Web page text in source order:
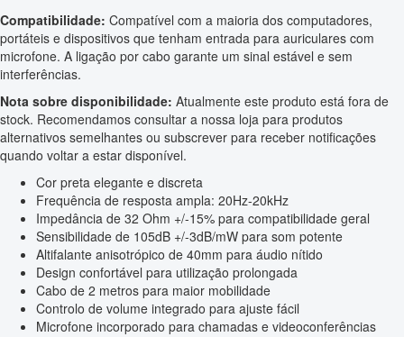
Compatibilidade: Compatível com a maioria dos computadores,
portáteis e dispositivos que tenham entrada para auriculares com
microfone. A ligação por cabo garante um sinal estável e sem
interferências.
Nota sobre disponibilidade: Atualmente este produto está fora de
stock. Recomendamos consultar a nossa loja para produtos
alternativos semelhantes ou subscrever para receber notificações
quando voltar a estar disponível.
Cor preta elegante e discreta
Frequência de resposta ampla: 20Hz-20kHz
Impedância de 32 Ohm +/-15% para compatibilidade geral
Sensibilidade de 105dB +/-3dB/mW para som potente
Altifalante anisotrópico de 40mm para áudio nítido
Design confortável para utilização prolongada
Cabo de 2 metros para maior mobilidade
Controlo de volume integrado para ajuste fácil
Microfone incorporado para chamadas e videoconferências